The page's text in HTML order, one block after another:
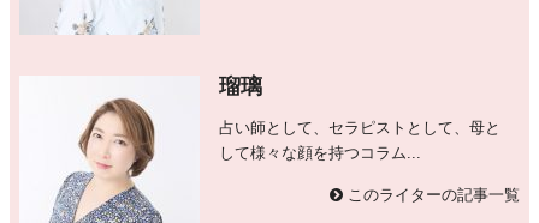
瑠璃
占い師として、セラピストとして、母と
して様々な顔を持つコラム...
このライターの記事一覧